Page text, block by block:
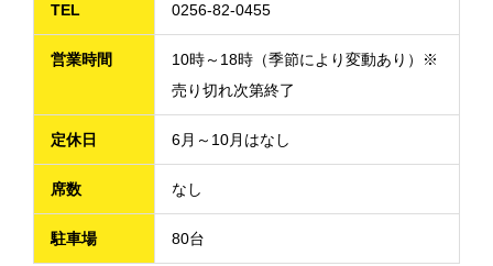
TEL 0256-82-0455
営業時間
10時～18時（季節により変動あり）※
売り切れ次第終了
定休日 6月～10月はなし
席数 なし
駐車場 80台